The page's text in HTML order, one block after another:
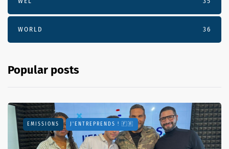
WORLD 36
Popular posts
EMISSIONS J'ENTREPRENDS ! 🇫🇷